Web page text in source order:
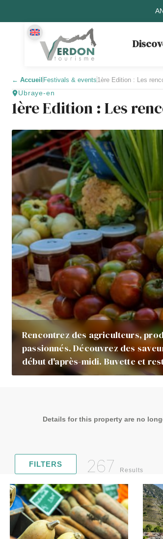
← Accueil Festivals & events 1ère Edition : Les
Ubraye-en
1ère Edition : Les
Rencontrez des agriculteurs,
passionnés. Découvrez des
début d'après-midi. Buvette et
Details for this property are no
FILTERS 267 Results
Les nombreux exposants
proposent tous produits.